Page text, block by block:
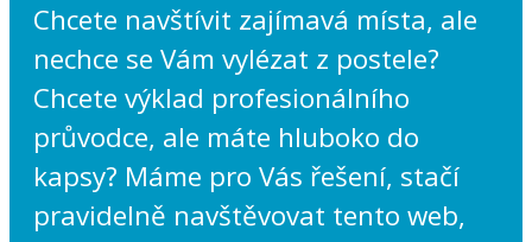
Chcete navštívit zajímavá místa, ale
nechce se Vám vylézat z postele?
Chcete výklad profesionálního
průvodce, ale máte hluboko do
kapsy? Máme pro Vás řešení, stačí
pravidelně navštěvovat tento web,